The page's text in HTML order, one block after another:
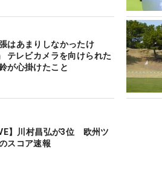
張はあまりしなかったけ
テレビカメラを向けられた
が心掛けたこと
】川村昌弘が3位 欧州ツ
スコア速報